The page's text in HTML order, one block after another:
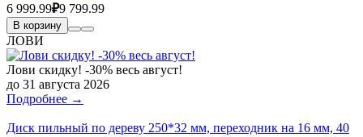
6 999.99₽9 799.99
В корзину
ЛОВИ
Лови скидку! -30% весь август!
до 31 августа 2026
Подробнее →
Диск пильный по дереву 250*32 мм, переходник на 16 мм, 40